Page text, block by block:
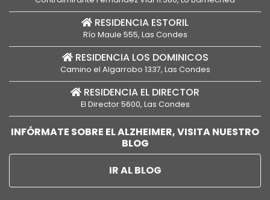
RESIDENCIA ESTORIL
Río Maule 555, Las Condes
RESIDENCIA LOS DOMINICOS
Camino el Algarrobo 1337, Las Condes
RESIDENCIA EL DIRECTOR
El Director 5600, Las Condes
INFÓRMATE SOBRE EL ALZHEIMER, VISITA NUESTRO
BLOG
IR AL BLOG